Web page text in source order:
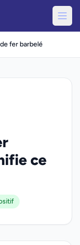
fer barbelé
ce